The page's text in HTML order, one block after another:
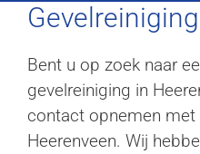
Bent u op zoek naar
gevelreiniging in
contact opnemen met
Heerenveen. Wij